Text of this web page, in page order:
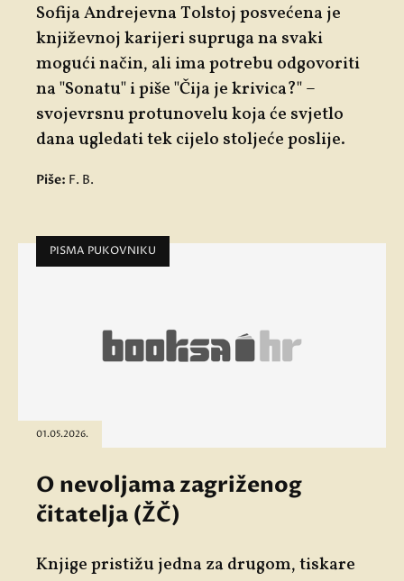
Sofija Andrejevna Tolstoj posvećena je
književnoj karijeri supruga na svaki
mogući način, ali ima potrebu odgovoriti
na "Sonatu"i piše "Čija je krivica?"–
svojevrsnu protunovelu koja će svjetlo
dana ugledati tek cijelo stoljeće poslije.
Piše: F. B.
PISMA PUKOVNIKU
01.05.2026.
O nevoljama zagriženog
čitatelja (ŽČ)
Knjige pristižu jedna za drugom, tiskare